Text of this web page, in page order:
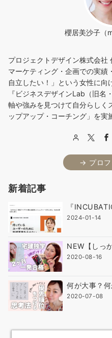
ン
櫻居美沙子（
プロジェクトデザイン株式会
マーケティング・企画での実績
自立したい！」という女性に向
『ビジネスデザインLab（旧
軸や強みを見つけて自分らしく
ップアップ・コーチング」を実
→ プロフ
新着記事
『
2024-01-14
NEW【しっ
2020-08-16
何が大事？
2020-07-08